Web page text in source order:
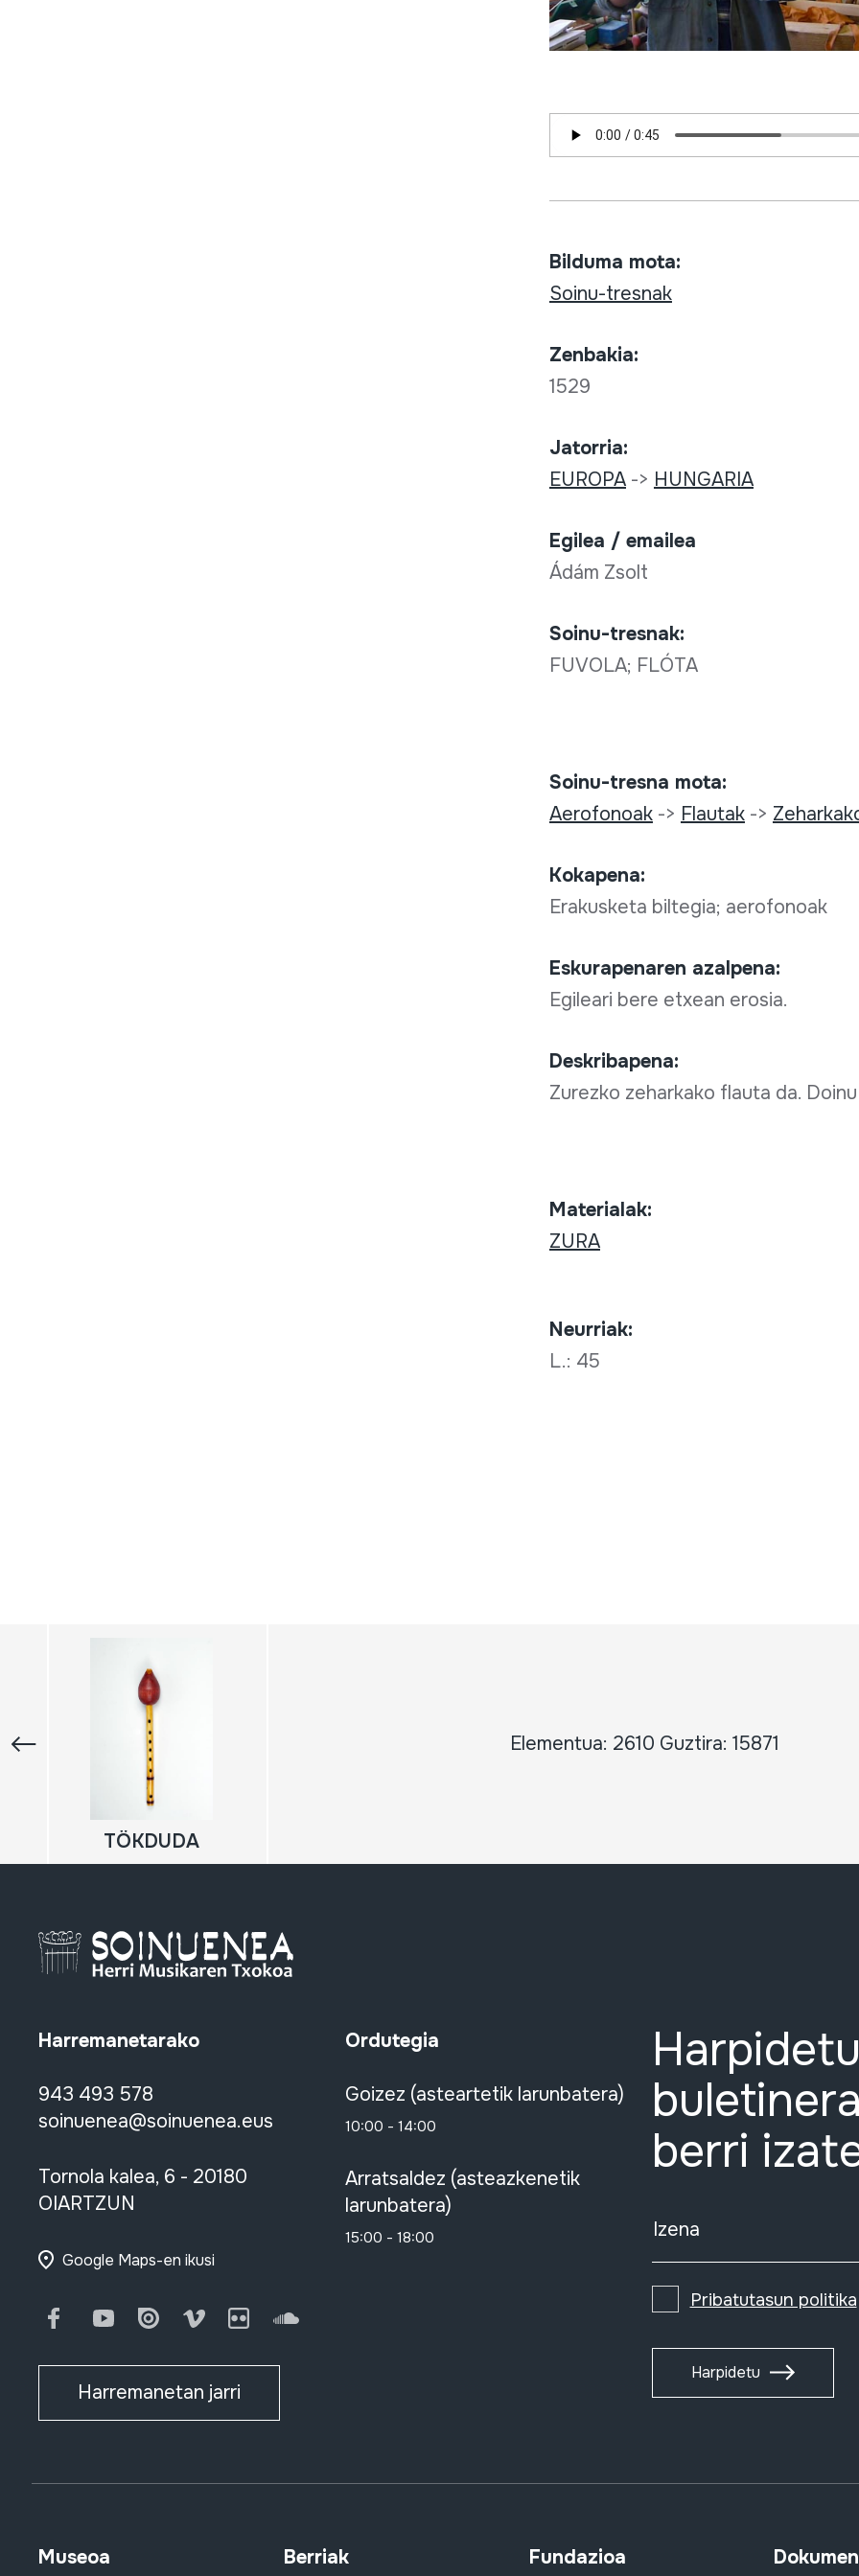
Bilduma mota:
Soinu-tresnak
Zenbakia:
1529
Jatorria:
EUROPA-> HUNGARIA
Egilea / emailea
Ádám Zsolt
Soinu-tresnak:
FUVOLA; FLÓTA
Soinu-tresna mota:
Aerofonoak-> Flautak->
Kokapena:
Erakusketa biltegia; aerofonoak
Eskurapenaren azalpena:
Egileari bere etxean erosia.
Deskribapena:
Zurezko zeharkako flauta da.
Materialak:
ZURA
Neurriak:
L.: 45
Elementua: 2610 Guztira: 15871
TÖKDUDA
Harremanetarako
943 493 578
soinuenea@soinuenea.eus
Tornola kalea, 6 - 20180
OIARTZUN
Google Maps-en ikusi
FacebookYoutubeIssuu Vimeo FlickrSoundCloud
Harremanetan jarri
Ordutegia
Goizez (asteartetik larunbatera)
10:00 - 14:00
Arratsaldez (asteazkenetik
larunbatera)
15:00 - 18:00
berri
Izena
Pribatutasun politika
Harpidetu
Museoa Berriak Fundazioa